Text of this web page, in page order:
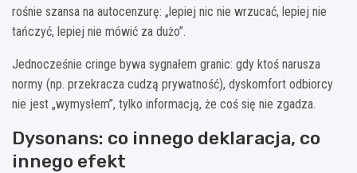
rośnie szansa na autocenzurę: „lepiej nic nie wrzucać, lepiej nie
tańczyć, lepiej nie mówić za dużo”.
Jednocześnie cringe bywa sygnałem granic: gdy ktoś narusza
normy (np. przekracza cudzą prywatność), dyskomfort odbiorcy
nie jest „wymysłem”, tylko informacją, że coś się nie zgadza.
Dysonans: co innego deklaracja, co
innego efekt